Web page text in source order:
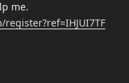
me.